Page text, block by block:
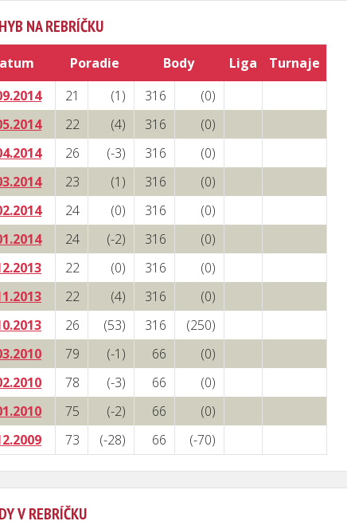
NA REBRÍČKU
Poradie Body Liga
Turnaje
21 (1) 316
(0)
22 (4) 316
(0)
26 (-3) 316
(0)
23 (1) 316
(0)
24 (0) 316
(0)
24 (-2) 316
(0)
22 (0) 316
(0)
22 (4) 316
(0)
26 (53) 316
(250)
79 (-1) 66
(0)
78 (-3) 66
(0)
75 (-2) 66
(0)
73 (-28) 66 (-70)
V REBRÍČKU